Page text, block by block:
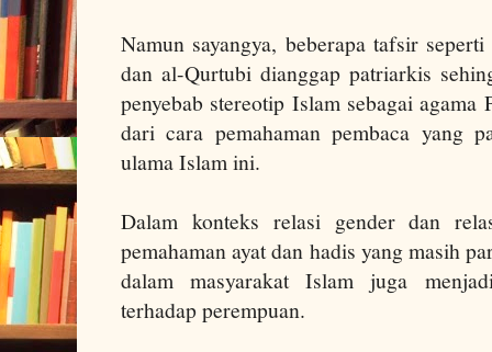
Namun sayangya, beberapa tafsir
dan al-Qurtubi dianggap patriarkis
penyebab stereotip Islam sebagai
dari cara pemahaman pembaca yang
ulama Islam ini.
Dalam konteks relasi gender dan
pemahaman ayat dan hadis yang masih
dalam masyarakat Islam juga
terhadap perempuan.